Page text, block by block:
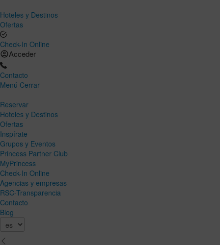
Hoteles y Destinos
Ofertas
Check-In Online
Acceder
Contacto
Menú Cerrar
Reservar
Hoteles y Destinos
Ofertas
Inspírate
Grupos y Eventos
Princess Partner Club
MyPrincess
Check-In Online
Agencias y empresas
RSC-Transparencia
Contacto
Blog